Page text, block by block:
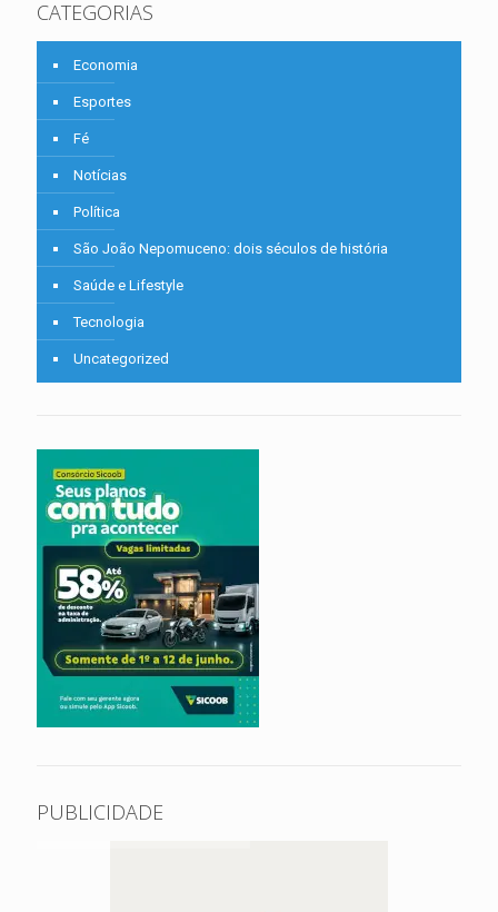
CATEGORIAS
Economia
Esportes
Fé
Notícias
Política
São João Nepomuceno: dois séculos de história
Saúde e Lifestyle
Tecnologia
Uncategorized
PUBLICIDADE